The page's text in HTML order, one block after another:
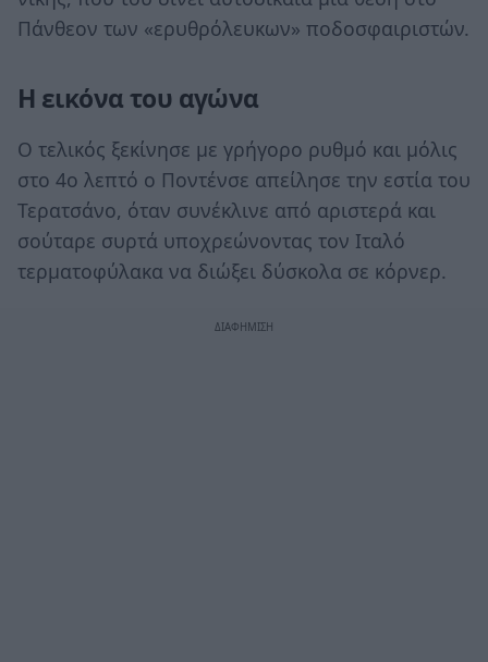
Πάνθεον των «ερυθρόλευκων» ποδοσφαιριστών.
Η εικόνα του αγώνα
Ο τελικός ξεκίνησε με γρήγορο ρυθμό και μόλις
στο 4ο λεπτό ο Ποντένσε απείλησε την εστία του
Τερατσάνο, όταν συνέκλινε από αριστερά και
σούταρε συρτά υποχρεώνοντας τον Ιταλό
τερματοφύλακα να διώξει δύσκολα σε κόρνερ.